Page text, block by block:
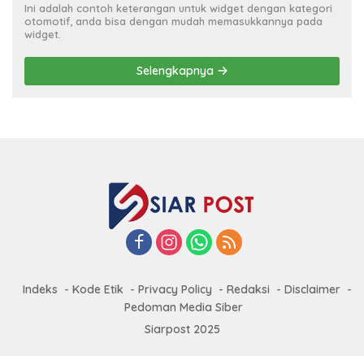
Ini adalah contoh keterangan untuk widget dengan kategori
otomotif, anda bisa dengan mudah memasukkannya pada
widget.
Selengkapnya
Indeks Kode Etik Privacy Policy Redaksi
Disclaimer
Pedoman Media Siber
Siarpost 2025